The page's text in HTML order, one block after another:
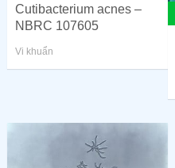
Cutibacterium acnes –
NBRC 107605
Vi khuẩn